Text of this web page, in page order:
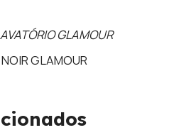
GLAMOUR
GLAMOUR